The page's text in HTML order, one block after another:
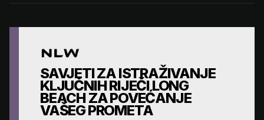
SAVJETI ZA ISTRAŽIVANJE
KLJUČNIH RIJEČI LONG
BEACH ZA POVEĆANJE
VAŠEG PROMETA